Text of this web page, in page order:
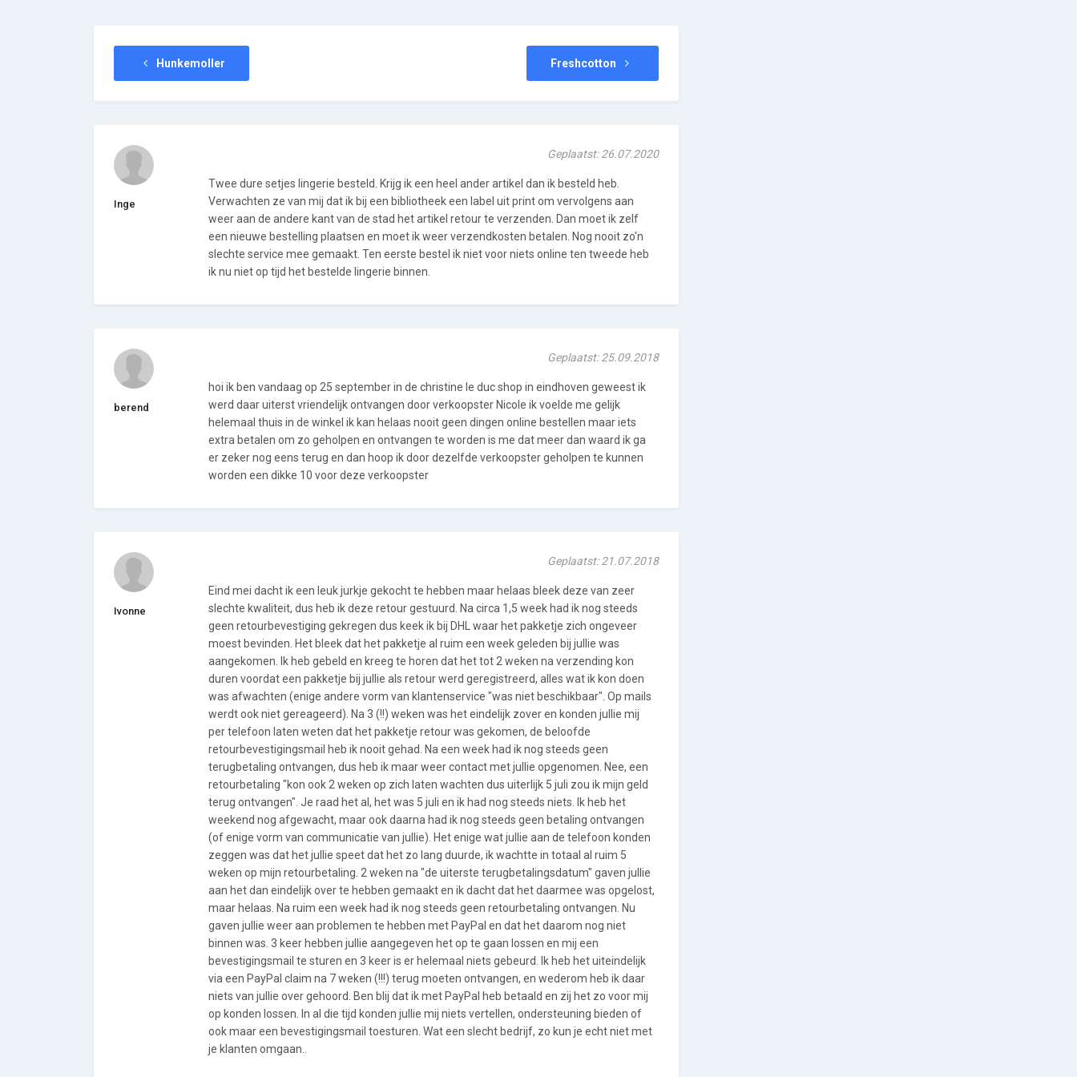
Hunkemoller Freshcotton
Inge
Geplaatst: 26.07.2020
Twee dure setjes lingerie besteld. Krijg ik een heel ander artikel dan ik besteld heb.
Verwachten ze van mij dat ik bij een bibliotheek een label uit print om vervolgens aan
weer aan de andere kant van de stad het artikel retour te verzenden. Dan moet ik zelf
een nieuwe bestelling plaatsen en moet ik weer verzendkosten betalen. Nog nooit zo'n
slechte service mee gemaakt. Ten eerste bestel ik niet voor niets online ten tweede heb
ik nu niet op tijd het bestelde lingerie binnen.
berend
Geplaatst: 25.09.2018
hoi ik ben vandaag op 25 september in de christine le duc shop in eindhoven geweest ik
werd daar uiterst vriendelijk ontvangen door verkoopster Nicole ik voelde me gelijk
helemaal thuis in de winkel ik kan helaas nooit geen dingen online bestellen maar iets
extra betalen om zo geholpen en ontvangen te worden is me dat meer dan waard ik ga
er zeker nog eens terug en dan hoop ik door dezelfde verkoopster geholpen te kunnen
worden een dikke 10 voor deze verkoopster
Ivonne
Geplaatst: 21.07.2018
Eind mei dacht ik een leuk jurkje gekocht te hebben maar helaas bleek deze van zeer
slechte kwaliteit, dus heb ik deze retour gestuurd. Na circa 1,5 week had ik nog steeds
geen retourbevestiging gekregen dus keek ik bij DHL waar het pakketje zich ongeveer
moest bevinden. Het bleek dat het pakketje al ruim een week geleden bij jullie was
aangekomen. Ik heb gebeld en kreeg te horen dat het tot 2 weken na verzending kon
duren voordat een pakketje bij jullie als retour werd geregistreerd, alles wat ik kon doen
was afwachten (enige andere vorm van klantenservice "was niet beschikbaar". Op mails
werdt ook niet gereageerd). Na 3 (!!) weken was het eindelijk zover en konden jullie mij
per telefoon laten weten dat het pakketje retour was gekomen, de beloofde
retourbevestigingsmail heb ik nooit gehad. Na een week had ik nog steeds geen
terugbetaling ontvangen, dus heb ik maar weer contact met jullie opgenomen. Nee, een
retourbetaling "kon ook 2 weken op zich laten wachten dus uiterlijk 5 juli zou ik mijn geld
terug ontvangen". Je raad het al, het was 5 juli en ik had nog steeds niets. Ik heb het
weekend nog afgewacht, maar ook daarna had ik nog steeds geen betaling ontvangen
(of enige vorm van communicatie van jullie). Het enige wat jullie aan de telefoon konden
zeggen was dat het jullie speet dat het zo lang duurde, ik wachtte in totaal al ruim 5
weken op mijn retourbetaling. 2 weken na "de uiterste terugbetalingsdatum" gaven jullie
aan het dan eindelijk over te hebben gemaakt en ik dacht dat het daarmee was opgelost,
maar helaas. Na ruim een week had ik nog steeds geen retourbetaling ontvangen. Nu
gaven jullie weer aan problemen te hebben met PayPal en dat het daarom nog niet
binnen was. 3 keer hebben jullie aangegeven het op te gaan lossen en mij een
bevestigingsmail te sturen en 3 keer is er helemaal niets gebeurd. Ik heb het uiteindelijk
via een PayPal claim na 7 weken (!!!) terug moeten ontvangen, en wederom heb ik daar
niets van jullie over gehoord. Ben blij dat ik met PayPal heb betaald en zij het zo voor mij
op konden lossen. In al die tijd konden jullie mij niets vertellen, ondersteuning bieden of
ook maar een bevestigingsmail toesturen. Wat een slecht bedrijf, zo kun je echt niet met
je klanten omgaan..